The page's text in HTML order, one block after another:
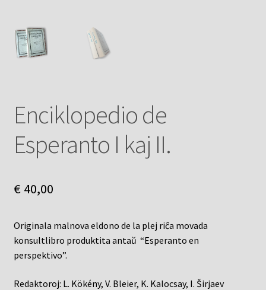
Enciklopedio de
Esperanto I kaj II.
€40,00
Originala malnova eldono de la plej riĉa movada
konsultlibro produktita antaŭ “Esperanto en
perspektivo”.
Redaktoroj: L. Kökény, V. Bleier, K. Kalocsay, I. Širjaev